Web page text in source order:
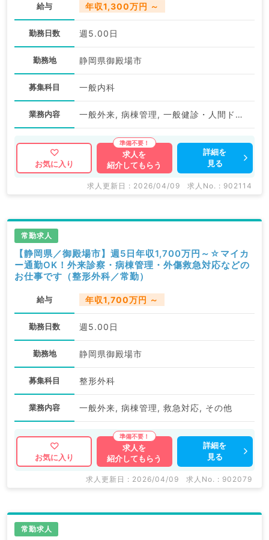
給与 年収1,300万円 ～
勤務日数 週5.00日
勤務地 静岡県御殿場市
募集科目 一般内科
業務内容 一般外来, 病棟管理, 一般健診・人間ドック
お気に入り
求人を
紹介してもらう
詳細を
見る
求人更新日 : 2026/04/09 求人No. : 902114
常勤求人
【静岡県／御殿場市】週5日年収1,700万円～☆マイカ
ー通勤OK！外来診察・病棟管理・外傷救急対応などの
お仕事です（整形外科／常勤）
給与 年収1,700万円 ～
勤務日数 週5.00日
勤務地 静岡県御殿場市
募集科目 整形外科
業務内容 一般外来, 病棟管理, 救急対応, その他
お気に入り
求人を
紹介してもらう
詳細を
見る
求人更新日 : 2026/04/09 求人No. : 902079
常勤求人